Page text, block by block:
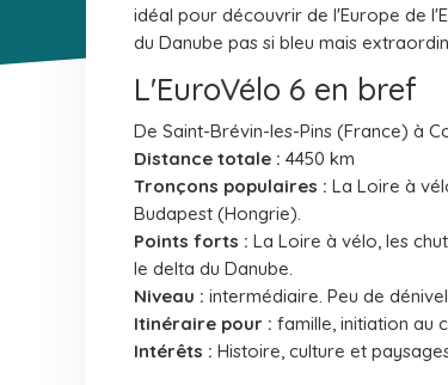
idéal pour découvrir de l'Europe de
du Danube pas si bleu mais
L'EuroVélo 6 en bref
De Saint-Brévin-les-Pins (France) à
Distance totale : 4450 km
Tronçons populaires : La Loire à
Budapest (Hongrie).
Points forts : La Loire à vélo, les
le delta du Danube.
Niveau : intermédiaire. Peu de
Itinéraire pour : famille, initiation au
Intérêts : Histoire, culture et